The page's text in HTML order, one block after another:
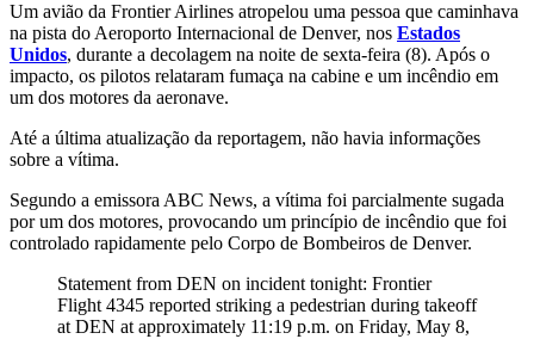
Um avião da Frontier Airlines atropelou uma pessoa que caminhava
na pista do Aeroporto Internacional de Denver, nos Estados
Unidos, durante a decolagem na noite de sexta-feira (8). Após o
impacto, os pilotos relataram fumaça na cabine e um incêndio em
um dos motores da aeronave.
Até a última atualização da reportagem, não havia informações
sobre a vítima.
Segundo a emissora ABC News, a vítima foi parcialmente sugada
por um dos motores, provocando um princípio de incêndio que foi
controlado rapidamente pelo Corpo de Bombeiros de Denver.
Statement from DEN on incident tonight: Frontier
Flight 4345 reported striking a pedestrian during takeoff
at DEN at approximately 11:19 p.m. on Friday, May 8,